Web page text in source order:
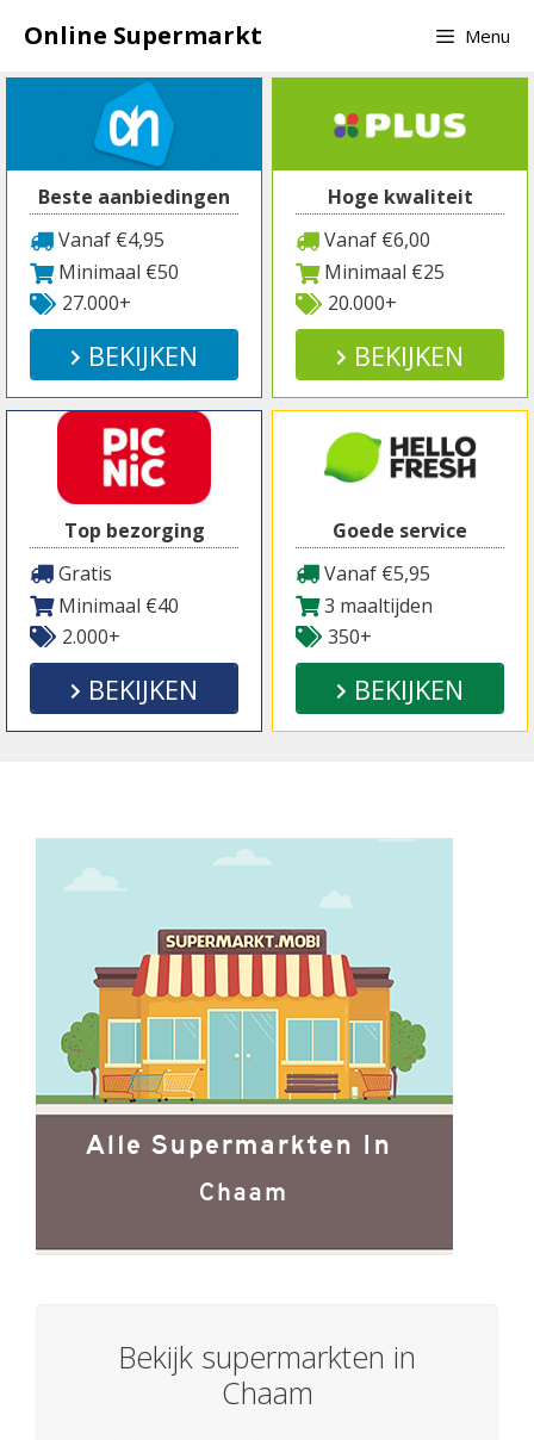
naar
inhoud
Online Supermarkt Menu
Beste aanbiedingen
Vanaf €4,95
Minimaal €50
27.000+
BEKIJKEN
Hoge kwaliteit
Vanaf €6,00
Minimaal €25
20.000+
BEKIJKEN
Top bezorging
Gratis
Minimaal €40
2.000+
BEKIJKEN
Goede service
Vanaf €5,95
3 maaltijden
350+
BEKIJKEN
Bekijk supermarkten in
Chaam